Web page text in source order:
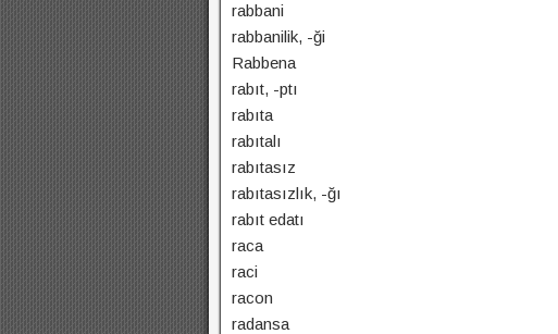
rabbani
rabbanilik, -ği
Rabbena
rabıt, -ptı
rabıta
rabıtalı
rabıtasız
rabıtasızlık, -ğı
rabıt edatı
raca
raci
racon
radansa